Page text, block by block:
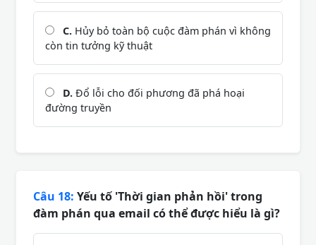
C. Hủy bỏ toàn bộ cuộc đàm phán vì không
còn tin tưởng kỹ thuật
D. Đổ lỗi cho đối phương đã phá hoại
đường truyền
Câu 18: Yếu tố 'Thời gian phản hồi' trong
đàm phán qua email có thể được hiểu là gì?